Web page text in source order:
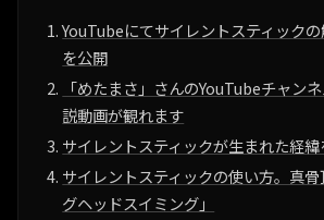
YouTubeにてサイレントスティック
を公開
「めたまさ」さんのYouTubeチャン
説動画が観れます
サイレントスティックが生まれた経
サイレントスティックの使い方。真
グヘッドスイミング」